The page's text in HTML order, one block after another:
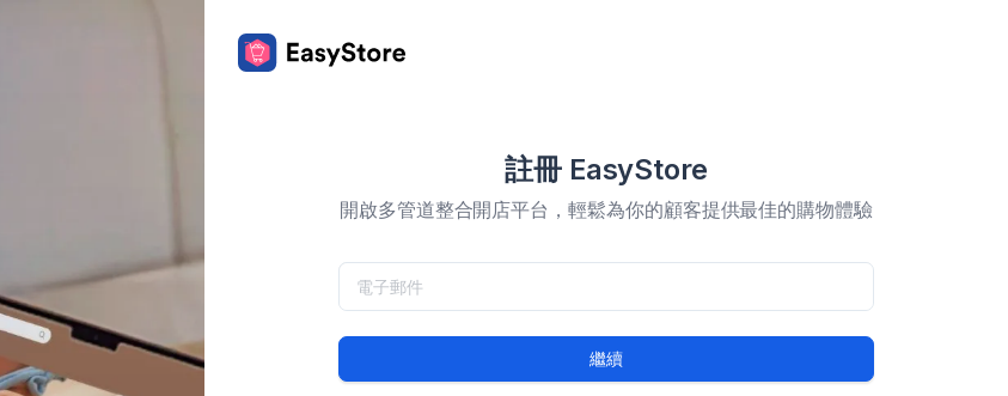
註冊 EasyStore
開啟多管道整合開店平台，輕鬆為你的顧客提供最佳的購物體驗
繼續